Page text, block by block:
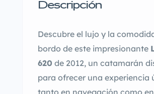
Descripción
Descubre el lujo y la
bordo de este impresionante
620 de 2012, un catamarán
para ofrecer una experiencia
tanto en navegación como